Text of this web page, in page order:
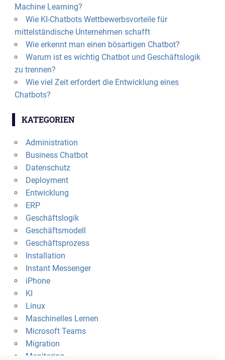
Machine Learning?
Wie KI-Chatbots Wettbewerbsvorteile für
mittelständische Unternehmen schafft
Wie erkennt man einen bösartigen Chatbot?
Warum ist es wichtig Chatbot und Geschäftslogik
zu trennen?
Wie viel Zeit erfordert die Entwicklung eines
Chatbots?
KATEGORIEN
Administration
Business Chatbot
Datenschutz
Deployment
Entwicklung
ERP
Geschäftslogik
Geschäftsmodell
Geschäftsprozess
Installation
Instant Messenger
iPhone
KI
Linux
Maschinelles Lernen
Microsoft Teams
Migration
Monitoring